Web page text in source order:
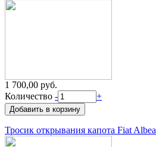
1 700,00 руб.
Количество - +
Тросик открывания капота Fiat Albea